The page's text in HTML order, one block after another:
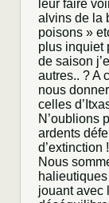
leur faire
alvins de la
poisons »
plus inquiet
de saison
autres.. ? A
nous
celles
N’oublions
ardents
d’extinction
Nous
jouant avec